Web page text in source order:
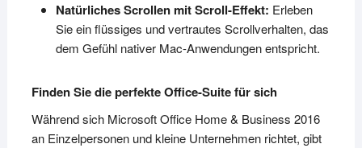
Natürliches Scrollen mit Scroll-Effekt: Erleben
Sie ein flüssiges und vertrautes Scrollverhalten, das
dem Gefühl nativer Mac-Anwendungen entspricht.
Finden Sie die perfekte Office-Suite für sich
Während sich Microsoft Office Home & Business 2016
an Einzelpersonen und kleine Unternehmen richtet, gibt